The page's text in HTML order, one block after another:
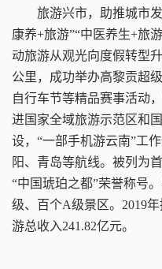
旅游兴市，助推城市发
康养+旅游”“中医养生+旅
动旅游从观光向度假转型
公里，成功举办高黎贡超
自行车节等精品赛事活动
进国家全域旅游示范区和
设，“一部手机游云南”工
阳、青岛等航线。被列为
“中国琥珀之都”荣誉称号
级、百个A级景区。2019
游总收入241.82亿元。